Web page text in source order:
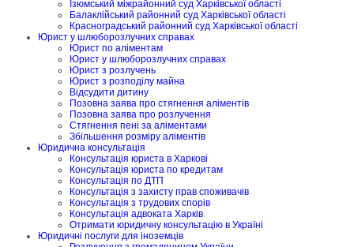
Ізюмський міжрайонний суд Харківської області
Балаклійський районний суд Харківської області
Красноградський районний суд Харківської області
Юрист у шлюборозлучних справах
Юрист по аліментам
Юрист у шлюборозлучних справах
Юрист з розлучень
Юрист з розподілу майна
Відсудити дитину
Позовна заява про стягнення аліментів
Позовна заява про розлучення
Стягнення пені за аліментами
Збільшення розміру аліментів
Юридична консультація
Консультація юриста в Харкові
Консультація юриста по кредитам
Консультація по ДТП
Консультація з захисту прав споживачів
Консультація з трудових спорів
Консультація адвоката Харків
Отримати юридичну консультацію в Україні
Юридичні послуги для іноземців